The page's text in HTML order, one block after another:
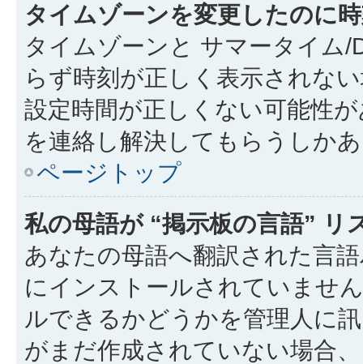
タイムゾーンを変更したのに
タイムゾーンと サマータイム
らず時刻が正しく表示されな
設定時間が正しくない可能性
を連絡し解決してもらうしか
ページトップ
私の母語が “掲示板の言語” リ
あなたの母語へ翻訳された言
にインストールされていませ
ルできるかどうかを管理人に
がまだ作成されていない場合